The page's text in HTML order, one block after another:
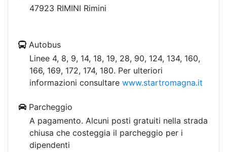
47923 RIMINI Rimini
Autobus
Linee 4, 8, 9, 14, 18, 19, 28, 90, 124, 134, 160,
166, 169, 172, 174, 180. Per ulteriori
informazioni consultare www.startromagna.it
Parcheggio
A pagamento. Alcuni posti gratuiti nella strada
chiusa che costeggia il parcheggio per i
dipendenti